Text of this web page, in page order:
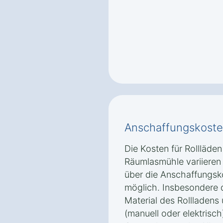
Die Kosten für
Räumlasmühle
über die
möglich. Insbesondere
Material des
(manuell oder